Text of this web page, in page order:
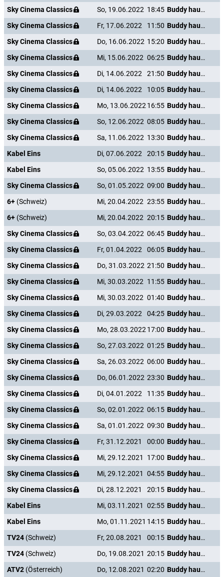
Sky Cinema Classics
So, 19.06.2022 18:45
Buddy haut den Lukas
Sky Cinema Classics
Fr, 17.06.2022 11:50
Buddy haut den Lukas
Sky Cinema Classics
Do, 16.06.2022 15:20
Buddy haut den Lukas
Sky Cinema Classics
Mi, 15.06.2022 06:25
Buddy haut den Lukas
Sky Cinema Classics
Di, 14.06.2022 21:50
Buddy haut den Lukas
Sky Cinema Classics
Di, 14.06.2022 10:05
Buddy haut den Lukas
Sky Cinema Classics
Mo, 13.06.202216:55
Buddy haut den Lukas
Sky Cinema Classics
So, 12.06.2022 08:05
Buddy haut den Lukas
Sky Cinema Classics
Sa, 11.06.2022 13:30
Buddy haut den Lukas
Kabel Eins
Di, 07.06.2022 20:15
Buddy haut den Lukas
Kabel Eins
So, 05.06.2022 13:55
Buddy haut den Lukas
Sky Cinema Classics
So, 01.05.2022 09:00
Buddy haut den Lukas
6+ (Schweiz) Mi, 20.04.2022 23:55
Buddy haut den Lukas
6+ (Schweiz) Mi, 20.04.2022 20:15
Buddy haut den Lukas
Sky Cinema Classics
So, 03.04.2022 06:45
Buddy haut den Lukas
Sky Cinema Classics
Fr, 01.04.2022 06:05
Buddy haut den Lukas
Sky Cinema Classics
Do, 31.03.2022 21:50
Buddy haut den Lukas
Sky Cinema Classics
Mi, 30.03.2022 11:55
Buddy haut den Lukas
Sky Cinema Classics
Mi, 30.03.2022 01:40
Buddy haut den Lukas
Sky Cinema Classics
Di, 29.03.2022 04:25
Buddy haut den Lukas
Sky Cinema Classics
Mo, 28.03.202217:00
Buddy haut den Lukas
Sky Cinema Classics
So, 27.03.2022 01:25
Buddy haut den Lukas
Sky Cinema Classics
Sa, 26.03.2022 06:00
Buddy haut den Lukas
Sky Cinema Classics
Do, 06.01.2022 23:30
Buddy haut den Lukas
Sky Cinema Classics
Di, 04.01.2022 11:35
Buddy haut den Lukas
Sky Cinema Classics
So, 02.01.2022 06:15
Buddy haut den Lukas
Sky Cinema Classics
Sa, 01.01.2022 09:30
Buddy haut den Lukas
Sky Cinema Classics
Fr, 31.12.2021 00:00
Buddy haut den Lukas
Sky Cinema Classics
Mi, 29.12.2021 17:00
Buddy haut den Lukas
Sky Cinema Classics
Mi, 29.12.2021 04:55
Buddy haut den Lukas
Sky Cinema Classics
Di, 28.12.2021 20:15
Buddy haut den Lukas
Kabel Eins
Mi, 03.11.2021 02:55
Buddy haut den Lukas
Kabel Eins
Mo, 01.11.2021 14:15
Buddy haut den Lukas
TV24 (Schweiz) Fr, 20.08.2021 00:15
Buddy haut den Lukas
TV24 (Schweiz) Do, 19.08.2021 20:15
Buddy haut den Lukas
ATV2 (Österreich) Do, 12.08.2021 02:20
Buddy haut den Lukas